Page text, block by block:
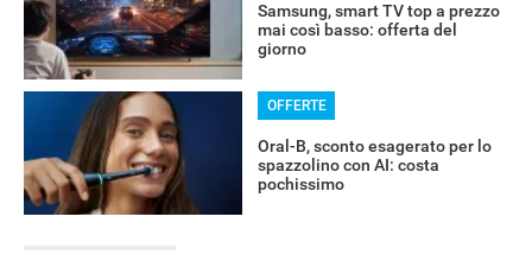
Samsung, smart TV top a prezzo
mai così basso: offerta del
giorno
OFFERTE
Oral-B, sconto esagerato per lo
spazzolino con AI: costa
pochissimo